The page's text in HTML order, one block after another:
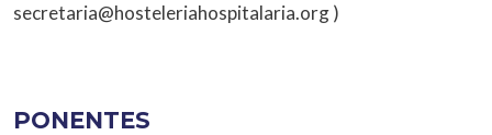
secretaria@hosteleriahospitalaria.org )
PONENTES